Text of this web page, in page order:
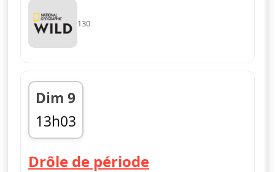
130
Dim 9
13h03
fin 13h45
Drôle de période— L'incroyable